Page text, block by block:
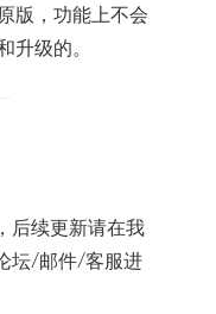
版，功能上不会
升级的。
后续更新请在我
坛/邮件/客服进